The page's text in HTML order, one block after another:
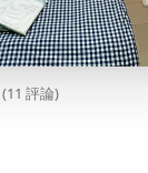
(11 評論)